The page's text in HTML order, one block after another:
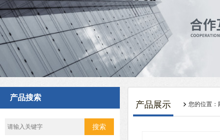
产品搜索
产品展示 您的位置：